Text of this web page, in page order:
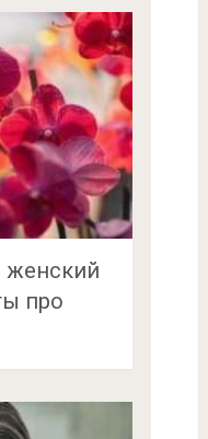
женский
про